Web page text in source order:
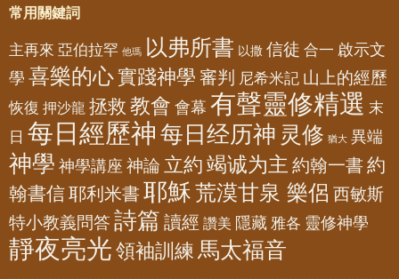
常用關鍵詞
主再來 亞伯拉罕 他瑪 以弗所書 以撒 信徒 合一 啟示文
學 喜樂的心實踐神學 審判 尼希米記 山上的經歷
恢復 押沙龍 拯救 教會 會幕 有聲靈修精選 末
日 每日經歷神 每日经历神 灵修 猶大 異端
神學 神學講座 神論 立約 竭诚为主 約翰一書 約
翰書信耶利米書 耶穌荒漠甘泉 樂侶 西敏斯
特小教義問答詩篇 讀經 讚美 隱藏 雅各 靈修神學
靜夜亮光 領袖訓練 馬太福音